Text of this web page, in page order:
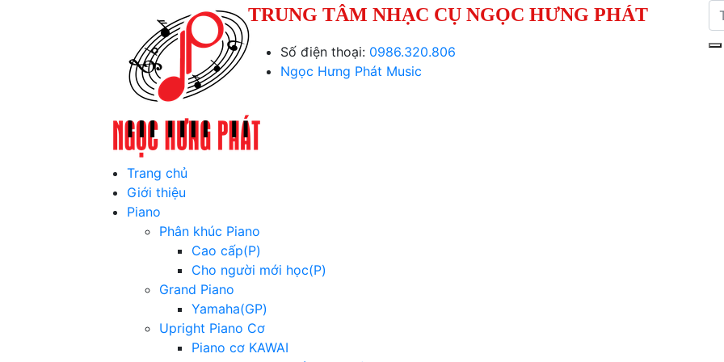
TRUNG TÂM NHẠC CỤ NGỌC HƯNG PHÁT
Số điện thoại: 0986.320.806
Ngọc Hưng Phát Music
Trang chủ
Giới thiệu
Piano
Phân khúc Piano
Cao cấp(P)
Cho người mới học(P)
Grand Piano
Yamaha(GP)
Upright Piano Cơ
Piano cơ KAWAI